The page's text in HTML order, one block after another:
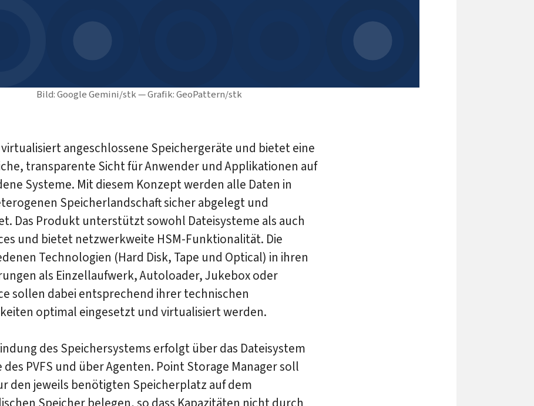
Bild: Google Gemini/stk — Grafik: GeoPattern/stk
virtualisiert angeschlossene Speichergeräte und bietet eine
transparente Sicht für Anwender und Applikationen auf
Systeme. Mit diesem Konzept werden alle Daten in
Speicherlandschaft sicher abgelegt und
Das Produkt unterstützt sowohl Dateisysteme als auch
und bietet netzwerkweite HSM-Funktionalität. Die
Technologien (Hard Disk, Tape und Optical) in ihren
als Einzellaufwerk, Autoloader, Jukebox oder
sollen dabei entsprechend ihrer technischen
optimal eingesetzt und virtualisiert werden.
des Speichersystems erfolgt über das Dateisystem
des PVFS und über Agenten. Point Storage Manager soll
den jeweils benötigten Speicherplatz auf dem